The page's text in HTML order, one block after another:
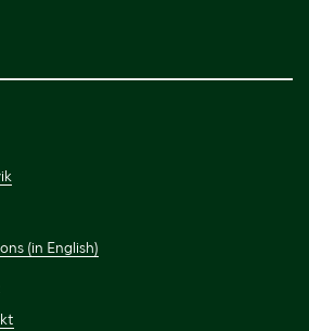
(in English)